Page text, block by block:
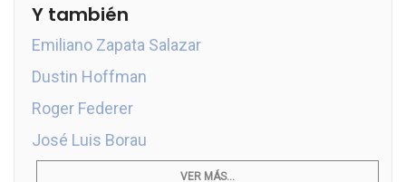
Y también
Emiliano Zapata Salazar
Dustin Hoffman
Roger Federer
José Luis Borau
VER MÁS...